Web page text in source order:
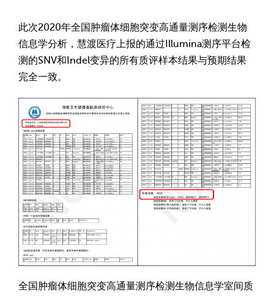
此次2020年全国肿瘤体细胞突变高通量测序检测生物
信息学分析，慧渡医疗上报的通过Illumina测序平台检
测的SNV和Indel变异的所有质评样本结果与预期结果
完全一致。
全国肿瘤体细胞突变高通量测序检测生物信息学室间质